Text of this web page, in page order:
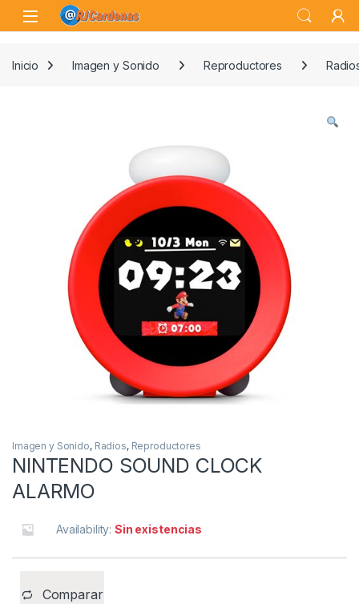
Skip to navigation
Skip to content
Open
Inicio Imagen y Sonido Reproductores
Imagen y Sonido, Radios, Reproductores
NINTENDO SOUND CLOCK
ALARMO
Availability:Sin existencias
Comparar